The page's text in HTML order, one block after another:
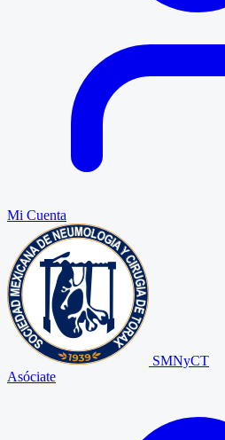
Mi Cuenta
SMNyCT
Asóciate